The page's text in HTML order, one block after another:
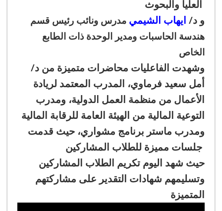
و د/ ايهاب الشيمي مدرس ونائب رئيس قسم
هندسة الحاسبات ومدير الوحدة ذات الطابع
الخاص
أمل سعيد فرماوي، المدرب المعتمد لريادة
الأعمال من منظمة العمل الدولية، ومدرب
التوعية المالية من الهيئة العامة للرقابة المالية
ومدرب ماستر برنامج مشواري، حيث قدمت
حيث شهد اليوم تكريم الطلاب المشاركين
وتسليمهم شهادات التقدير على مشاركتهم
المتميزة